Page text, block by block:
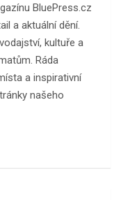
BluePress.cz
a aktuální dění.
kultuře a
Ráda
a inspirativní
našeho